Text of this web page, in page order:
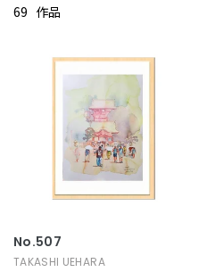
69 作品
No.507
TAKASHI UEHARA